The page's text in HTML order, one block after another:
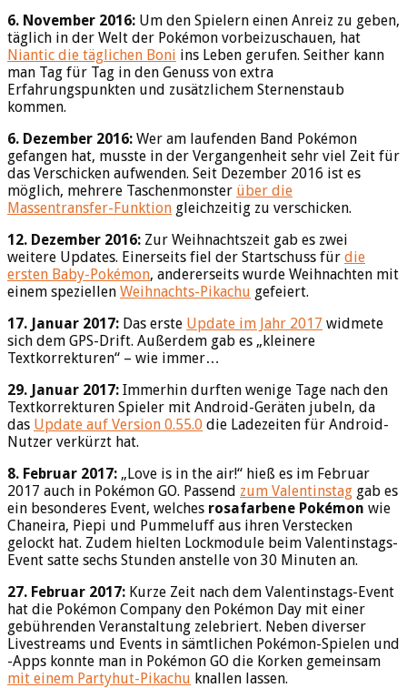
6. November 2016: Um den Spielern einen Anreiz zu geben,
täglich in der Welt der Pokémon vorbeizuschauen, hat
Niantic die täglichen Boni ins Leben gerufen. Seither kann
man Tag für Tag in den Genuss von extra
Erfahrungspunkten und zusätzlichem Sternenstaub
kommen.
6. Dezember 2016: Wer am laufenden Band Pokémon
gefangen hat, musste in der Vergangenheit sehr viel Zeit für
das Verschicken aufwenden. Seit Dezember 2016 ist es
möglich, mehrere Taschenmonster über die
Massentransfer-Funktion gleichzeitig zu verschicken.
12. Dezember 2016: Zur Weihnachtszeit gab es zwei
weitere Updates. Einerseits fiel der Startschuss für die
ersten Baby-Pokémon, andererseits wurde Weihnachten mit
einem speziellen Weihnachts-Pikachu gefeiert.
17. Januar 2017: Das erste Update im Jahr 2017 widmete
sich dem GPS-Drift. Außerdem gab es „kleinere
Textkorrekturen“ – wie immer…
29. Januar 2017: Immerhin durften wenige Tage nach den
Textkorrekturen Spieler mit Android-Geräten jubeln, da
das Update auf Version 0.55.0 die Ladezeiten für Android-
Nutzer verkürzt hat.
8. Februar 2017: „Love is in the air!“ hieß es im Februar
2017 auch in Pokémon GO. Passend zum Valentinstag gab es
ein besonderes Event, welches rosafarbene Pokémon wie
Chaneira, Piepi und Pummeluff aus ihren Verstecken
gelockt hat. Zudem hielten Lockmodule beim Valentinstags-
Event satte sechs Stunden anstelle von 30 Minuten an.
27. Februar 2017: Kurze Zeit nach dem Valentinstags-Event
hat die Pokémon Company den Pokémon Day mit einer
gebührenden Veranstaltung zelebriert. Neben diverser
Livestreams und Events in sämtlichen Pokémon-Spielen und
-Apps konnte man in Pokémon GO die Korken gemeinsam
mit einem Partyhut-Pikachu knallen lassen.